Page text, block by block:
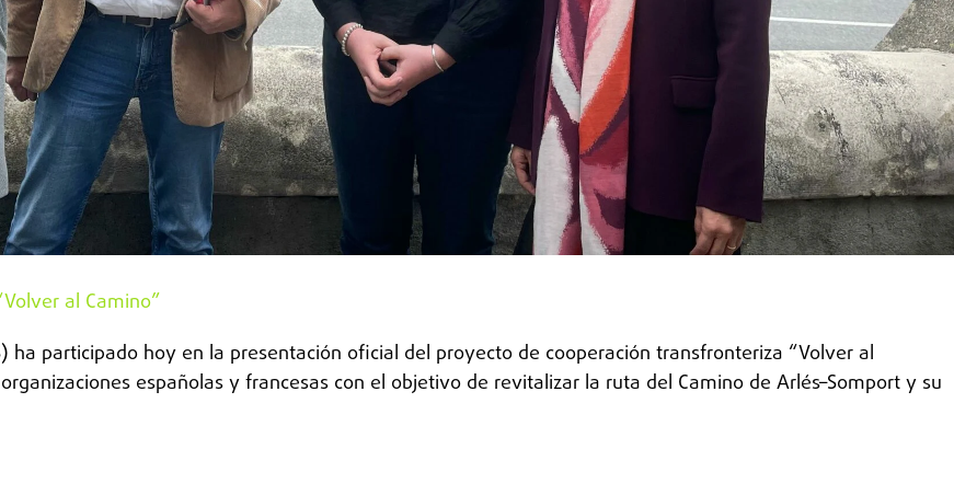
al Camino”
ha participado hoy en la presentación oficial del proyecto de cooperación transfronteriza “Volver al
españolas y francesas con el objetivo de revitalizar la ruta del Camino de Arlés–Somport y su